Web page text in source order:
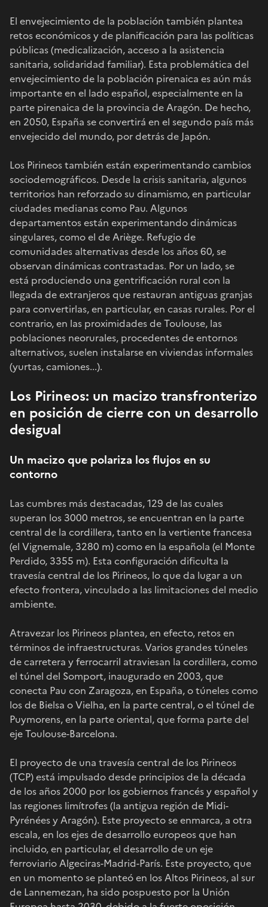
El envejecimiento de la población también plantea
retos económicos y de planificación para las políticas
públicas (medicalización, acceso a la asistencia
sanitaria, solidaridad familiar). Esta problemática del
envejecimiento de la población pirenaica es aún más
importante en el lado español, especialmente en la
parte pirenaica de la provincia de Aragón. De hecho,
en 2050, España se convertirá en el segundo país más
envejecido del mundo, por detrás de Japón.
Los Pirineos también están experimentando cambios
sociodemográficos. Desde la crisis sanitaria, algunos
territorios han reforzado su dinamismo, en particular
ciudades medianas como Pau. Algunos
departamentos están experimentando dinámicas
singulares, como el de Ariège. Refugio de
comunidades alternativas desde los años 60, se
observan dinámicas contrastadas. Por un lado, se
está produciendo una gentrificación rural con la
llegada de extranjeros que restauran antiguas granjas
para convertirlas, en particular, en casas rurales. Por el
contrario, en las proximidades de Toulouse, las
poblaciones neorurales, procedentes de entornos
alternativos, suelen instalarse en viviendas informales
(yurtas, camiones...).
Los Pirineos: un macizo transfronterizo
en posición de cierre con un desarrollo
desigual
Un macizo que polariza los flujos en su
contorno
Las cumbres más destacadas, 129 de las cuales
superan los 3000 metros, se encuentran en la parte
central de la cordillera, tanto en la vertiente francesa
(el Vignemale, 3280 m) como en la española (el Monte
Perdido, 3355 m). Esta configuración dificulta la
travesía central de los Pirineos, lo que da lugar a un
efecto frontera, vinculado a las limitaciones del medio
ambiente.
Atravezar los Pirineos plantea, en efecto, retos en
términos de infraestructuras. Varios grandes túneles
de carretera y ferrocarril atraviesan la cordillera, como
el túnel del Somport, inaugurado en 2003, que
conecta Pau con Zaragoza, en España, o túneles como
los de Bielsa o Vielha, en la parte central, o el túnel de
Puymorens, en la parte oriental, que forma parte del
eje Toulouse-Barcelona.
El proyecto de una travesía central de los Pirineos
(TCP) está impulsado desde principios de la década
de los años 2000 por los gobiernos francés y español y
las regiones limítrofes (la antigua región de Midi-
Pyrénées y Aragón). Este proyecto se enmarca, a otra
escala, en los ejes de desarrollo europeos que han
incluido, en particular, el desarrollo de un eje
ferroviario Algeciras-Madrid-París. Este proyecto, que
en un momento se planteó en los Altos Pirineos, al sur
de Lannemezan, ha sido pospuesto por la Unión